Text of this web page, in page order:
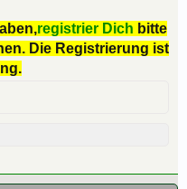
registrier Dich bitte
Die Registrierung ist